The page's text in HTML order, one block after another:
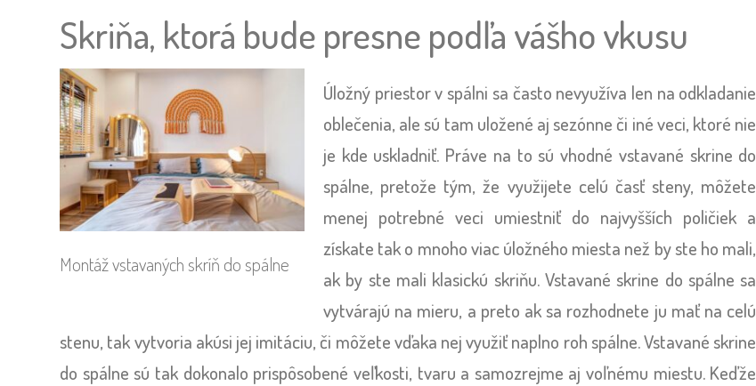
Skriňa, ktorá bude presne podľa vášho vkusu
Montáž vstavaných skríň do spálne
Úložný priestor v spálni sa často nevyužíva len na odkladanie
oblečenia, ale sú tam uložené aj sezónne či iné veci, ktoré nie
je kde uskladniť. Práve na to sú vhodné vstavané skrine do
spálne, pretože tým, že využijete celú časť steny, môžete
menej potrebné veci umiestniť do najvyšších poličiek a
získate tak o mnoho viac úložného miesta než by ste ho mali,
ak by ste mali klasickú skriňu. Vstavané skrine do spálne sa
vytvárajú na mieru, a preto ak sa rozhodnete ju mať na celú
stenu, tak vytvoria akúsi jej imitáciu, či môžete vďaka nej využiť naplno roh spálne. Vstavané skrine
do spálne sú tak dokonalo prispôsobené veľkosti, tvaru a samozrejme aj voľnému miestu. Keďže